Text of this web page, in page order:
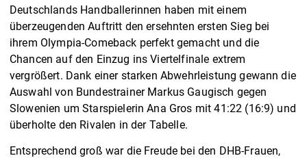
Deutschlands Handballerinnen haben mit einem
überzeugenden Auftritt den ersehnten ersten Sieg bei
ihrem Olympia-Comeback perfekt gemacht und die
Chancen auf den Einzug ins Viertelfinale extrem
vergrößert. Dank einer starken Abwehrleistung gewann die
Auswahl von Bundestrainer Markus Gaugisch gegen
Slowenien um Starspielerin Ana Gros mit 41:22 (16:9) und
überholte den Rivalen in der Tabelle.
Entsprechend groß war die Freude bei den DHB-Frauen,